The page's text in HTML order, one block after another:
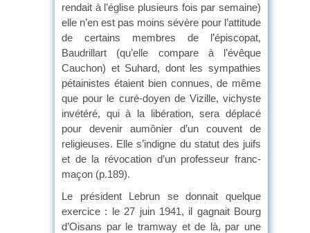
rendait à l’église plusieurs fois par semaine)
elle n’en est pas moins sévère pour l’attitude
de certains membres de l’épiscopat,
Baudrillart (qu’elle compare à l’évêque
Cauchon) et Suhard, dont les sympathies
pétainistes étaient bien connues, de même
que pour le curé-doyen de Vizille, vichyste
invétéré, qui à la libération, sera déplacé
pour devenir aumônier d’un couvent de
religieuses. Elle s’indigne du statut des juifs
et de la révocation d’un professeur franc-
maçon (p.189).
Le président Lebrun se donnait quelque
exercice : le 27 juin 1941, il gagnait Bourg
d’Oisans par le tramway et de là, par une